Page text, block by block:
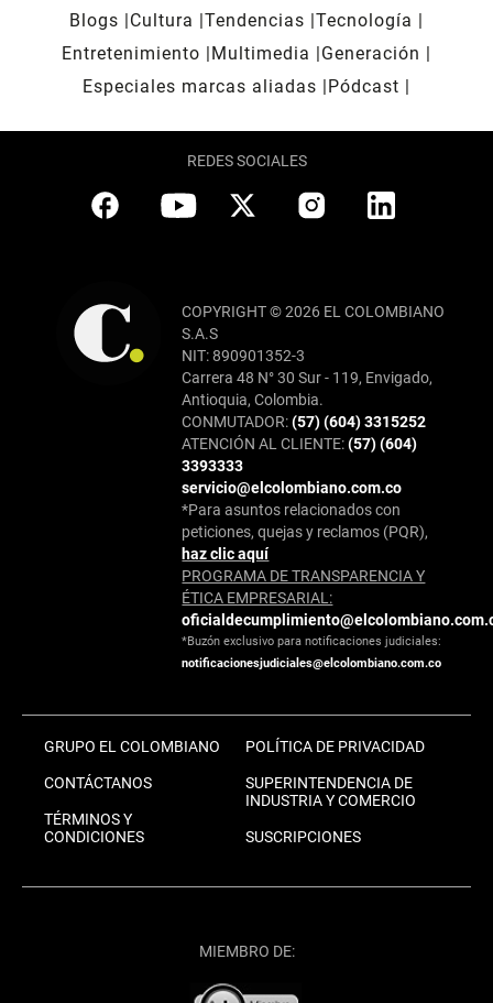
Blogs
Cultura Tendencias Tecnología
Entretenimiento
Multimedia
Generación
Especiales marcas aliadas
Pódcast
REDES SOCIALES
COPYRIGHT © 2026 EL COLOMBIANO
S.A.S
NIT: 890901352-3
Carrera 48 N° 30 Sur - 119, Envigado,
Antioquia, Colombia.
CONMUTADOR:(57) (604) 3315252
ATENCIÓN AL CLIENTE:(57) (604)
3393333
servicio@elcolombiano.com.co
*Para asuntos relacionados con
peticiones, quejas y reclamos (PQR),
haz clic aquí
PROGRAMA DE TRANSPARENCIA Y
ÉTICA EMPRESARIAL:
*Buzón exclusivo para notificaciones judiciales:
notificacionesjudiciales@elcolombiano.com.co
GRUPO EL COLOMBIANO
CONTÁCTANOS
TÉRMINOS Y
CONDICIONES
POLÍTICA DE PRIVACIDAD
SUPERINTENDENCIA DE
INDUSTRIA Y COMERCIO
SUSCRIPCIONES
MIEMBRO DE: